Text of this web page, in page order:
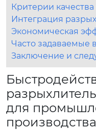
Критерии
Интеграция
Экономическая
Часто задаваемые
Заключение и
для
производства